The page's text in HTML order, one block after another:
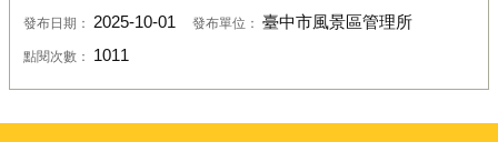
發布日期： 2025-10-01 發布單位： 臺中市風景區管理所
點閱次數： 1011